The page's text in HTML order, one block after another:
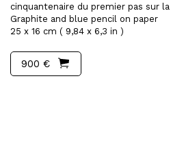
cinquantenaire du premier pas sur la
Graphite and blue pencil on paper
25 x 16 cm ( 9,84 x 6,3 in )
900 €